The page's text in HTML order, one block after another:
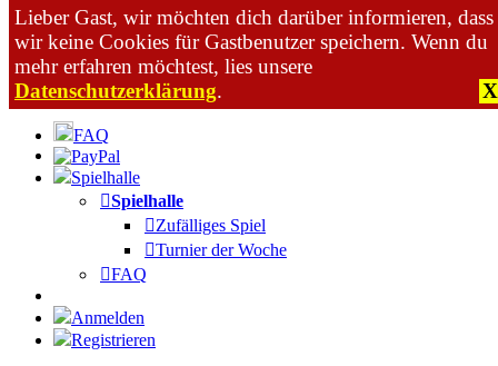
Lieber Gast, wir möchten dich darüber informieren, dass
wir keine Cookies für Gastbenutzer speichern. Wenn du
mehr erfahren möchtest, lies unsere
Datenschutzerklärung. X
Zum Inhalt
FAQ
Spielhalle
Spielhalle
Zufälliges Spiel
Turnier der Woche
FAQ
Anmelden
Registrieren